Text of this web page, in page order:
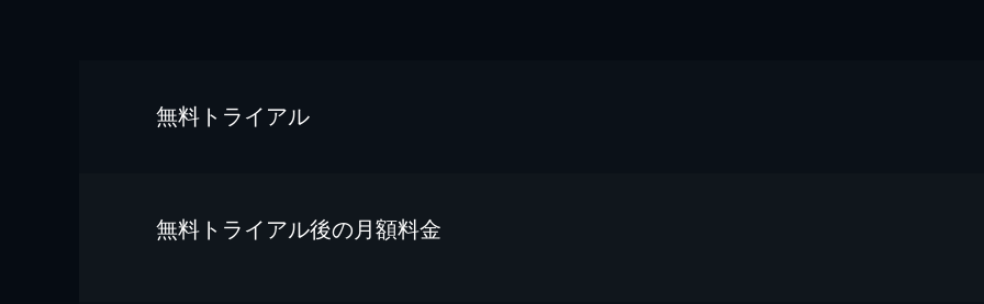
無料トライアル
無料トライアル後の⽉額料金